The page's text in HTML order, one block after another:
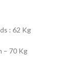
: 62 Kg
– 70 Kg